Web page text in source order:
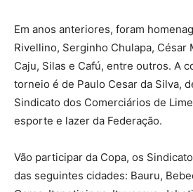
Em anos anteriores, foram
Rivellino, Serginho Chulapa, César
Caju, Silas e Cafú, entre outros. A
torneio é de Paulo Cesar da Silva,
Sindicato dos Comerciários de
esporte e lazer da Federação.
Vão participar da Copa, os
das seguintes cidades: Bauru,